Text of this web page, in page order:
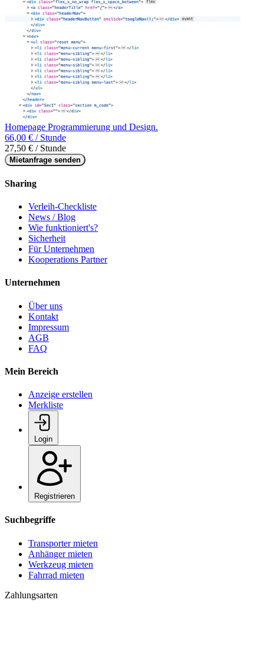
Homepage Programmierung und Design.
66,00 € / Stunde
27,50 € / Stunde
Mietanfrage senden
Sharing
Verleih-Checkliste
News / Blog
Wie funktioniert's?
Sicherheit
Für Unternehmen
Kooperations Partner
Unternehmen
Über uns
Kontakt
Impressum
AGB
FAQ
Mein Bereich
Anzeige erstellen
Merkliste
Login
Registrieren
Suchbegriffe
Transporter mieten
Anhänger mieten
Werkzeug mieten
Fahrrad mieten
Zahlungsarten